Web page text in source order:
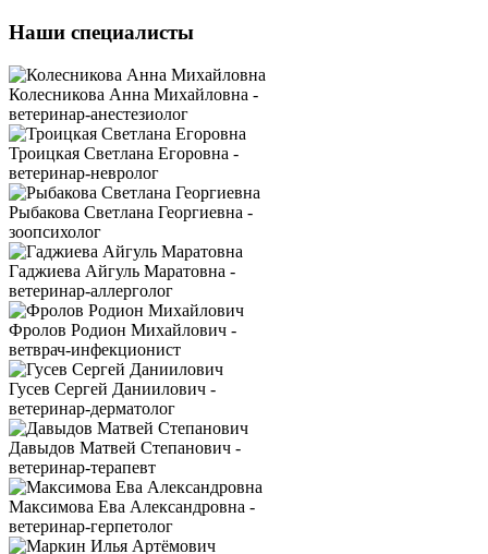
Наши специалисты
Колесникова Анна Михайловна -
ветеринар-анестезиолог
Троицкая Светлана Егоровна -
ветеринар-невролог
Рыбакова Светлана Георгиевна -
зоопсихолог
Гаджиева Айгуль Маратовна -
ветеринар-аллерголог
Фролов Родион Михайлович -
ветврач-инфекционист
Гусев Сергей Даниилович -
ветеринар-дерматолог
Давыдов Матвей Степанович -
ветеринар-терапевт
Максимова Ева Александровна -
ветеринар-герпетолог